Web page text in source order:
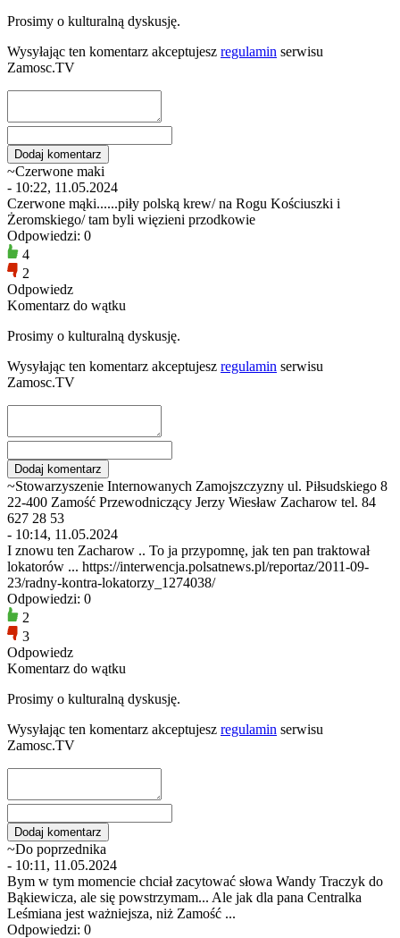
Prosimy o kulturalną dyskusję.
Wysyłając ten komentarz akceptujesz regulamin serwisu
Zamosc.TV
~Czerwone maki
- 10:22, 11.05.2024
Czerwone mąki......piły polską krew/ na Rogu Kościuszki i
Żeromskiego/ tam byli więzieni przodkowie
Odpowiedzi: 0
4
2
Odpowiedz
Komentarz do wątku
Prosimy o kulturalną dyskusję.
Wysyłając ten komentarz akceptujesz regulamin serwisu
Zamosc.TV
~Stowarzyszenie Internowanych Zamojszczyzny ul. Piłsudskiego 8
22-400 Zamość Przewodniczący Jerzy Wiesław Zacharow tel. 84
627 28 53
- 10:14, 11.05.2024
I znowu ten Zacharow .. To ja przypomnę, jak ten pan traktował
lokatorów ... https://interwencja.polsatnews.pl/reportaz/2011-09-
23/radny-kontra-lokatorzy_1274038/
Odpowiedzi: 0
2
3
Odpowiedz
Komentarz do wątku
Prosimy o kulturalną dyskusję.
Wysyłając ten komentarz akceptujesz regulamin serwisu
Zamosc.TV
~Do poprzednika
- 10:11, 11.05.2024
Bym w tym momencie chciał zacytować słowa Wandy Traczyk do
Bąkiewicza, ale się powstrzymam... Ale jak dla pana Centralka
Leśmiana jest ważniejsza, niż Zamość ...
Odpowiedzi: 0